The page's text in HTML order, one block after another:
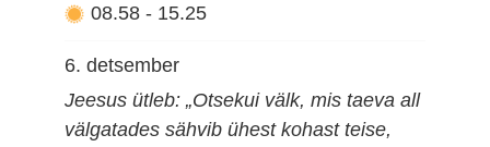
08.58 - 15.25
6. detsember
Jeesus ütleb: „Otsekui välk, mis taeva all
välgatades sähvib ühest kohast teise,